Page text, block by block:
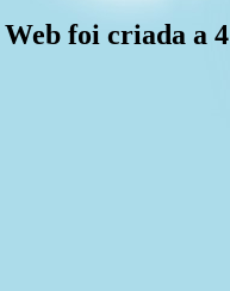
foi criada a